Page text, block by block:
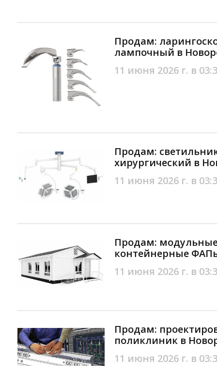
Продам:
лампочный в
11 июня 2026 г. в
Продам:
хирургический в
11 июня 2026 г. в
Продам:
контейнерные
11 июня 2026 г. в
Продам:
поликлиник в
11 июня 2026 г. в